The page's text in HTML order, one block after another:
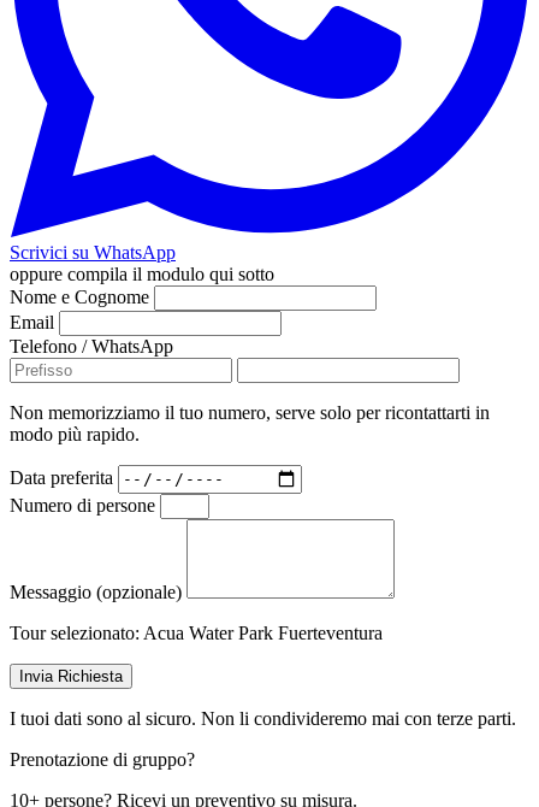
Scrivici su WhatsApp
oppure compila il modulo qui sotto
Nome e Cognome
Email
Telefono / WhatsApp
Non memorizziamo il tuo numero, serve solo per ricontattarti in
modo più rapido.
Data preferita
Numero di persone
Messaggio (opzionale)
Tour selezionato: Acua Water Park Fuerteventura
Invia Richiesta
I tuoi dati sono al sicuro. Non li condivideremo mai con terze parti.
Prenotazione di gruppo?
10+ persone? Ricevi un preventivo su misura.